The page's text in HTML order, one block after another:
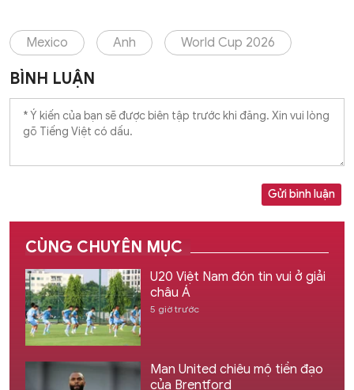
Mexico Anh World Cup 2026
BÌNH LUẬN
Gửi bình luận
CÙNG CHUYÊN MỤC
U20 Việt Nam đón tin vui ở giải
châu Á
5 giờ trước
Man United chiêu mộ tiền đạo
của Brentford